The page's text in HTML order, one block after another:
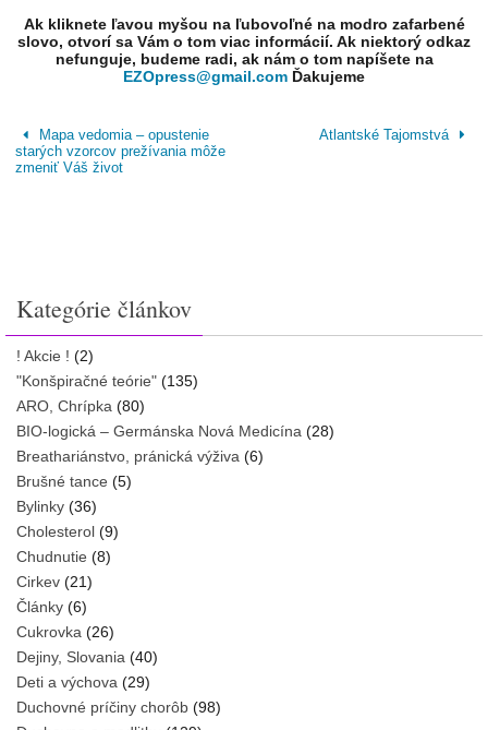
Ak kliknete ľavou myšou na ľubovoľné na modro zafarbené
slovo, otvorí sa Vám o tom viac informácií. Ak niektorý odkaz
nefunguje, budeme radi, ak nám o tom napíšete na
EZOpress@gmail.com Ďakujeme
Mapa vedomia – opustenie
starých vzorcov prežívania môže
zmeniť Váš život
Atlantské Tajomstvá
Kategórie článkov
! Akcie ! (2)
"Konšpiračné teórie" (135)
ARO, Chrípka (80)
BIO-logická – Germánska Nová Medicína (28)
Breathariánstvo, pránická výživa (6)
Brušné tance (5)
Bylinky (36)
Cholesterol (9)
Chudnutie (8)
Cirkev (21)
Články (6)
Cukrovka (26)
Dejiny, Slovania (40)
Deti a výchova (29)
Duchovné príčiny chorôb (98)